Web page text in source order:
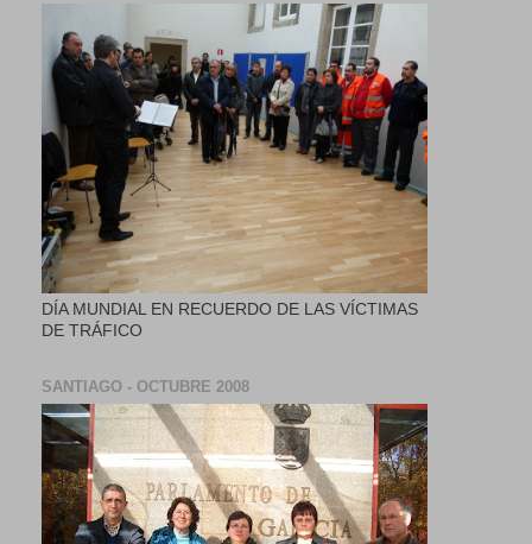
DÍA MUNDIAL EN RECUERDO DE LAS VÍCTIMAS
DE TRÁFICO
SANTIAGO - OCTUBRE 2008